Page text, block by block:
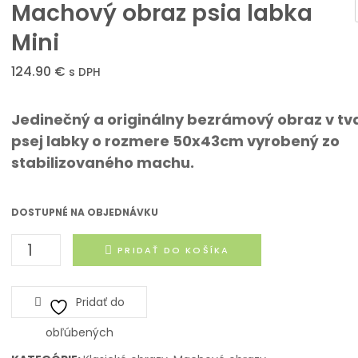
Machový obraz psia labka
Mini
124.90 € s DPH
Jedinečný a originálny bezrámový obraz v
psej labky o rozmere 50x43cm vyrobený zo
stabilizovaného machu.
DOSTUPNÉ NA OBJEDNÁVKU
množstvo
Machový
obraz
psia
labka
PRIDAŤ DO KOŠÍKA
Pridať do
obľúbených